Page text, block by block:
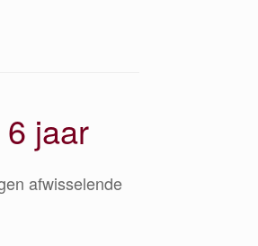
jaar
afwisselende